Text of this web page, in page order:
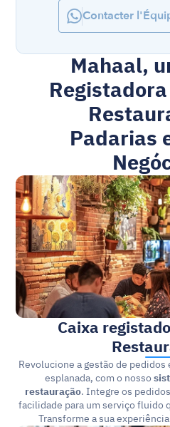
Contacter
Mahaal,
Padarias
Caixa
Revolucione a gestão de pedidos
esplanada, com o nosso
restauração. Integre os
facilidade para um serviço fluido
Transforme a sua